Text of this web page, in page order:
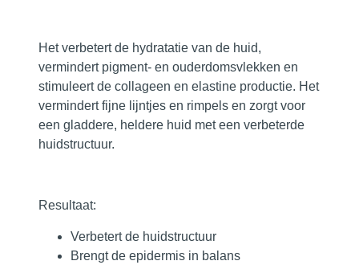
Het verbetert de hydratatie van de huid,
vermindert pigment- en ouderdomsvlekken en
stimuleert de collageen en elastine productie. Het
vermindert fijne lijntjes en rimpels en zorgt voor
een gladdere, heldere huid met een verbeterde
huidstructuur.
Resultaat:
Verbetert de huidstructuur
Brengt de epidermis in balans